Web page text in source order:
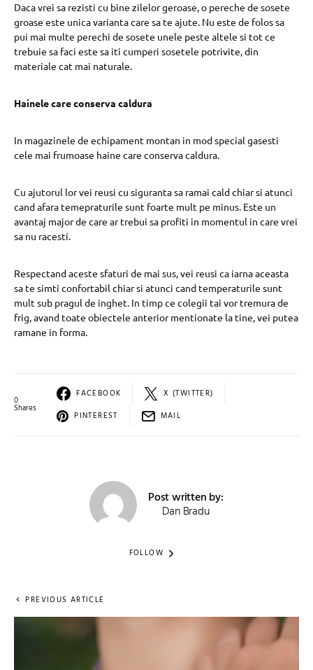
Daca vrei sa rezisti cu bine zilelor geroase, o pereche de sosete
groase este unica varianta care sa te ajute. Nu este de folos sa
pui mai multe perechi de sosete unele peste altele si tot ce
trebuie sa faci este sa iti cumperi sosetele potrivite, din
materiale cat mai naturale.
Hainele care conserva caldura
In magazinele de echipament montan in mod special gasesti
cele mai frumoase haine care conserva caldura.
Cu ajutorul lor vei reusi cu siguranta sa ramai cald chiar si atunci
cand afara temepraturile sunt foarte mult pe minus. Este un
avantaj major de care ar trebui sa profiti in momentul in care vrei
sa nu racesti.
Respectand aceste sfaturi de mai sus, vei reusi ca iarna aceasta
sa te simti confortabil chiar si atunci cand temperaturile sunt
mult sub pragul de inghet. In timp ce colegii tai vor tremura de
frig, avand toate obiectele anterior mentionate la tine, vei putea
ramane in forma.
0
Shares
FACEBOOK
X (TWITTER)
PINTEREST
MAIL
Post written by:
Dan Bradu
FOLLOW
PREVIOUS ARTICLE